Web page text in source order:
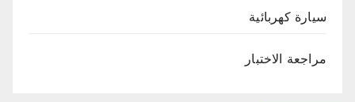
سيارة كهربائية
مراجعة الاختبار